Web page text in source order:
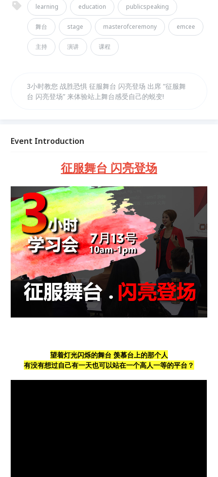
learning education publicspeaking
舞台 stage masterofceremony emcee
主持 演讲 课程
3小时教您 战胜恐惧 征服舞台 闪亮登场 出席 “征服舞
台 闪亮登场” 来体验站上舞台感受自己的蜕变!
Event Introduction
征服舞台 闪亮登场
望着灯光闪烁的舞台 羡慕台上的那个人
有没有想过自己有一天也可以站在一个高人一等的平台？